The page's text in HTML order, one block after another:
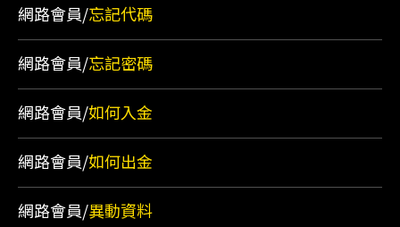
網路會員/忘記代碼
網路會員/忘記密碼
網路會員/如何入金
網路會員/如何出金
網路會員/異動資料